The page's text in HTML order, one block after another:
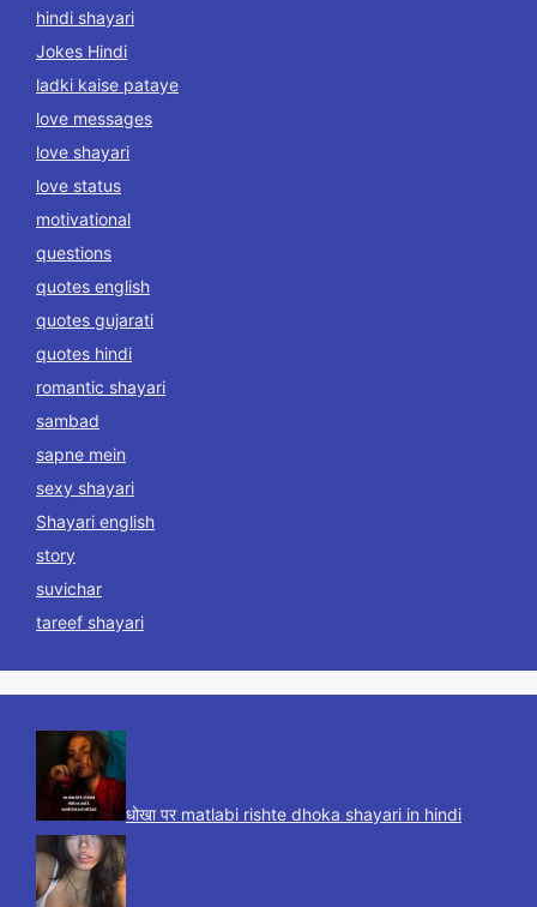
hindi shayari
Jokes Hindi
ladki kaise pataye
love messages
love shayari
love status
motivational
questions
quotes english
quotes gujarati
quotes hindi
romantic shayari
sambad
sapne mein
sexy shayari
Shayari english
story
suvichar
tareef shayari
धोखा पर matlabi rishte dhoka shayari in hindi